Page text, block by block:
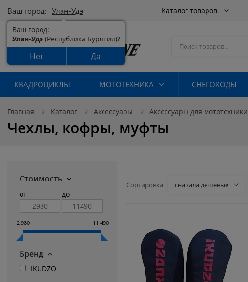
Ваш город: Улан-Удэ
Ваш город:
Улан-Удэ (Республика Бурятия)?
Нет Да
Каталог товаров
КВАДРОЦИКЛЫ МОТОТЕХНИКА СНЕГОХОДЫ
Главная Каталог Аксессуары Аксессуары для мототехники
Чехлы, кофры, муфты
Стоимость
от до
2 980 11 490
Бренд
IKUDZO
Сортировка сначала дешевые